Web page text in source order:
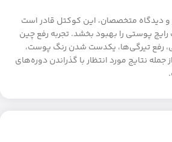
و دیدگاه متخصصان، این کوکتل قادر است
پوستی را بهبود بخشد. تجربه رفع چین
رفع تیرگی‌ها، یکدست شدن رنگ پوست،
نتایج مورد انتظار با گذراندن دوره‌های